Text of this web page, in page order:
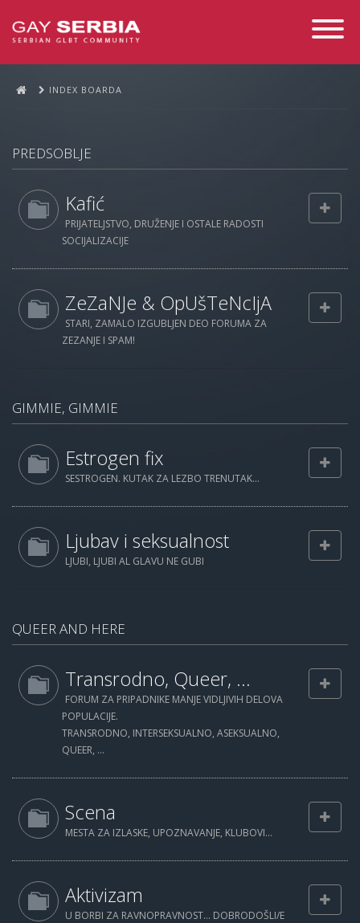
Toggle
INDEX BOARDA
PREDSOBLJE
Kafić
PRIJATELJSTVO, DRUŽENJE I OSTALE RADOSTI
SOCIJALIZACIJE
ZeZaNJe & OpUšTeNcIjA
STARI, ZAMALO IZGUBLJEN DEO FORUMA ZA
ZEZANJE I SPAM!
GIMMIE, GIMMIE
Estrogen fix
SESTROGEN. KUTAK ZA LEZBO TRENUTAK...
Ljubav i seksualnost
LJUBI, LJUBI AL GLAVU NE GUBI
QUEER AND HERE
Transrodno, Queer, ...
FORUM ZA PRIPADNIKE MANJE VIDLJIVIH DELOVA
POPULACIJE.
TRANSRODNO, INTERSEKSUALNO, ASEKSUALNO,
QUEER, ...
Scena
MESTA ZA IZLASKE, UPOZNAVANJE, KLUBOVI...
Aktivizam
U BORBI ZA RAVNOPRAVNOST... DOBRODOŠLI/E